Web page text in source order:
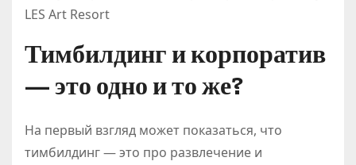
LES Art Resort
Тимбилдинг и корпоратив
— это одно и то же?
На первый взгляд может показаться, что
тимбилдинг — это про развлечение и